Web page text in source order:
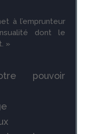
à l’emprunteur
dont le
»
pouvoir